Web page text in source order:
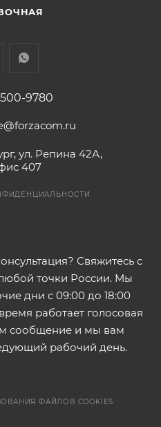
9780
ул. Репина 42А,
407
Свяжитесь с
точки России. Мы
дни с 09:00 до 18:00
работает голосовая
сообщение и мы вам
рабочий день.
ФАЙЛОВ COOKIES